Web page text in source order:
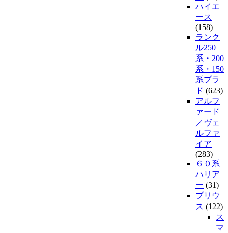
ハイエ
ース
(158)
ランク
ル250
系・200
系・150
系プラ
ド (623)
アルフ
ァード
／ヴェ
ルファ
イア
(283)
６０系
ハリア
ー (31)
プリウ
ス (122)
ス
マ